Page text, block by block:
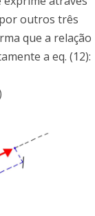
outros três
que a relação
a eq. (12):